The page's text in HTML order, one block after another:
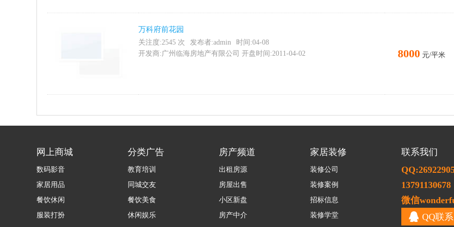
万科府前花园
关注度:2545 次 发布者:admin
时间:04-08
开发商:广州临海房地产有限公司 开盘时间:2011-04-02
8000 元/平米
网上商城
数码影音
家居用品
餐饮休闲
服装打扮
分类广告
教育培训
同城交友
餐饮美食
休闲娱乐
房产频道
出租房源
房屋出售
小区新盘
房产中介
家居装修
装修公司
装修案例
招标信息
装修学堂
联系我们
13791130678
微信
QQ联系